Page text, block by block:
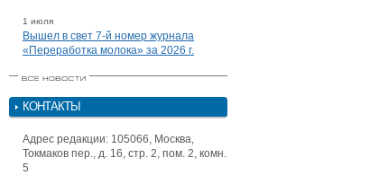
1 июля
Вышел в свет 7-й номер журнала
«Переработка молока» за 2026 г.
КОНТАКТЫ
Адрес редакции: 105066, Москва,
Токмаков пер., д. 16, стр. 2, пом. 2, комн.
5